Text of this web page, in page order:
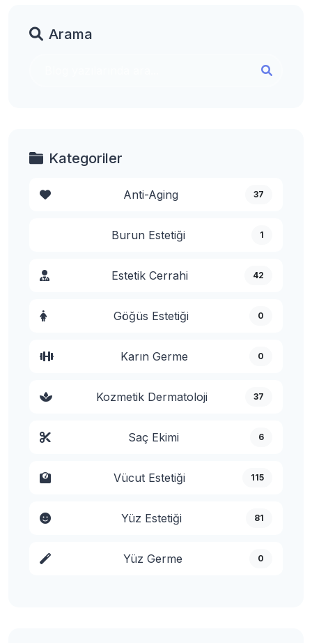
Arama
Kategoriler
Anti-Aging 37
Burun Estetiği 1
Estetik Cerrahi 42
Göğüs Estetiği 0
Karın Germe 0
Kozmetik Dermatoloji 37
Saç Ekimi 6
Vücut Estetiği 115
Yüz Estetiği 81
Yüz Germe 0